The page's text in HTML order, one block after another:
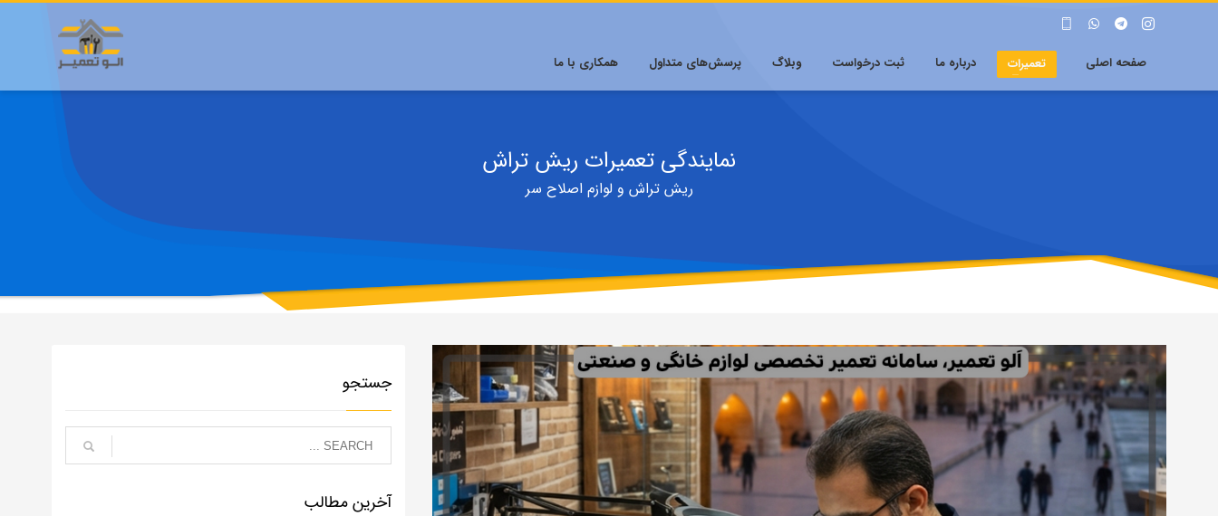
صفحه اصلی تعمیرات درباره ما ثبت درخواست وبلاگ پرسش‌های متداول همکاری با ما
نمایندگی تعمیرات ریش تراش
ریش تراش و لوازم اصلاح سر
جستجو
آخرین مطالب